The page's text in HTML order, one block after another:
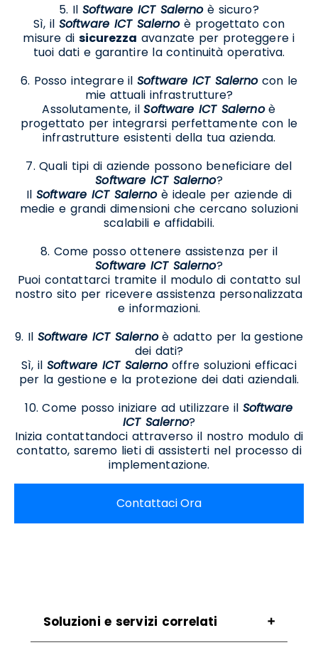
5. IlSoftware ICT Salernoè sicuro?
Sì, ilSoftware ICT Salernoè progettato con
misure di sicurezza avanzate per proteggere i
tuoi dati e garantire la continuità operativa.
6. Posso integrare ilSoftware ICT Salernocon le
mie attuali infrastrutture?
Assolutamente, ilSoftware ICT Salernoè
progettato per integrarsi perfettamente con le
infrastrutture esistenti della tua azienda.
7. Quali tipi di aziende possono beneficiare del
Software ICT Salerno?
IlSoftware ICT Salernoè ideale per aziende di
medie e grandi dimensioni che cercano soluzioni
scalabili e affidabili.
8. Come posso ottenere assistenza per il
Software ICT Salerno?
Puoi contattarci tramite il modulo di contatto sul
nostro sito per ricevere assistenza personalizzata
e informazioni.
9. Il Software ICT Salernoè adatto per la gestione
dei dati?
Sì, ilSoftware ICT Salernooffre soluzioni efficaci
per la gestione e la protezione dei dati aziendali.
10. Come posso iniziare ad utilizzare il Software
ICT Salerno?
Inizia contattandoci attraverso il nostro modulo di
contatto, saremo lieti di assisterti nel processo di
implementazione.
Contattaci Ora
Soluzioni e servizi correlati